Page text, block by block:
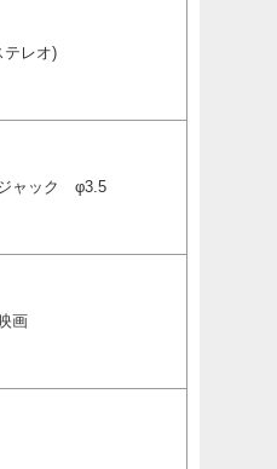
テレオ)
ャック φ3.5
画